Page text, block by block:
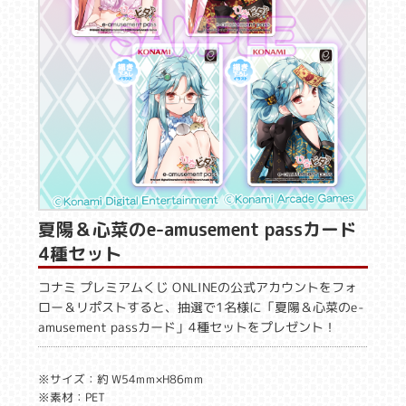
夏陽＆心菜のe-amusement passカード
4種セット
コナミ プレミアムくじ ONLINEの公式アカウントをフォ
ロー＆リポストすると、抽選で1名様に「夏陽＆心菜のe-
amusement passカード」4種セットをプレゼント！
※サイズ：約 W54mm×H86mm
※素材：PET